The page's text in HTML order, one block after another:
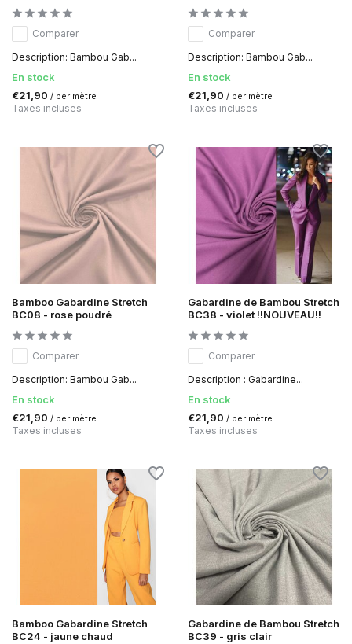
Comparer
Description: Bambou Gab...
En stock
€21,90 / per mètre
Taxes incluses
Comparer
Description: Bambou Gab...
En stock
€21,90 / per mètre
Taxes incluses
Bamboo Gabardine Stretch
BC08 - rose poudré
Comparer
Description: Bambou Gab...
En stock
€21,90 / per mètre
Taxes incluses
Gabardine de Bambou Stretch
BC38 - violet !!NOUVEAU!!
Comparer
Description : Gabardine...
En stock
€21,90 / per mètre
Taxes incluses
Bamboo Gabardine Stretch
BC24 - jaune chaud
Gabardine de Bambou Stretch
BC39 - gris clair